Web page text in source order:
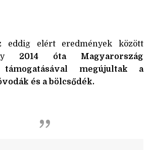
eddig elért eredmények között
2014 óta Magyarország
támogatásával megújultak a
és a bölcsődék.